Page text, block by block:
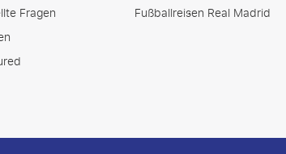
Fragen
Fußballreisen Real Madrid